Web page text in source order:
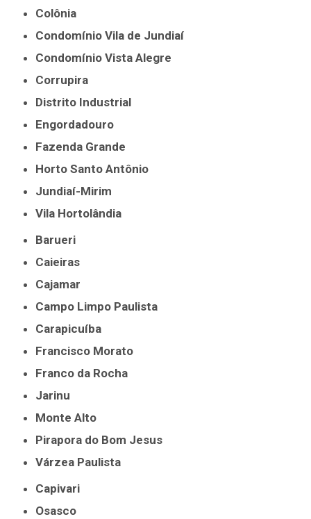
Colônia
Condomínio Vila de Jundiaí
Condomínio Vista Alegre
Corrupira
Distrito Industrial
Engordadouro
Fazenda Grande
Horto Santo Antônio
Jundiaí-Mirim
Vila Hortolândia
Barueri
Caieiras
Cajamar
Campo Limpo Paulista
Carapicuíba
Francisco Morato
Franco da Rocha
Jarinu
Monte Alto
Pirapora do Bom Jesus
Várzea Paulista
Capivari
Osasco